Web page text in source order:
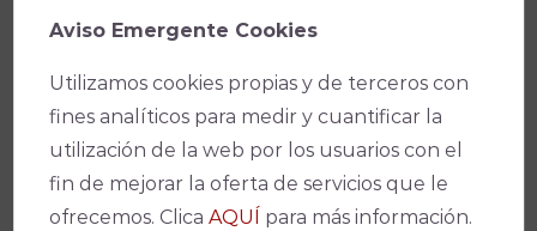
Una noche irrepetible, donde la música se convierte
PARA EL ALMA.
Condiciones de Venta y Acceso
Aviso Emergente Cookies
Utilizamos cookies propias y de terceros con
fines analíticos para medir y cuantificar la
utilización de la web por los usuarios con el
fin de mejorar la oferta de servicios que le
ofrecemos. ClicaAQUÍ para más información.